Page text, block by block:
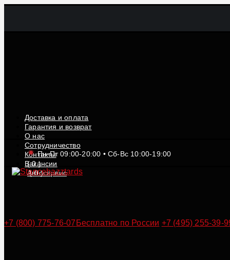
Доставка и оплата
Гарантия и возврат
О нас
Сотрудничество
Контакты
Вакансии
Автосервис
Пн-Пт 09:00-20:00 • Сб-Вс 10:00-19:00
(0)
(0)
+7 (800) 775-76-07 Бесплатно по России +7 (495) 255-39-